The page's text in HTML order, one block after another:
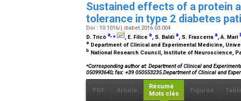
Sustained effects of a protein
tolerance in type 2 diabetes
Doi : 10.1016/j.diabet.2016.03.004
D. Tricò a,⁎ , E. Filice a, S. Baldi a, S. Frascerra a, A. Mari
a Department of Clinical and Experimental Medicine,
b National Research Council, Institute of Neuroscience,
⁎Corresponding author at: Department of Clinical and
050993640; fax: +39 050553235.Department of Clinical and
PDF Article
Résumé
Mots clés
Figures